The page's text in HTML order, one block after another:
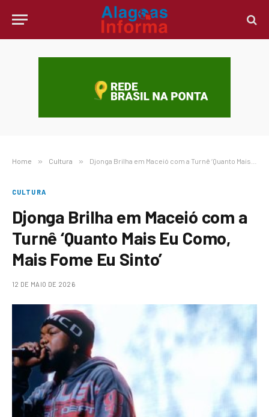
Home » Cultura » Djonga Brilha em Maceió com a Turnê ‘Quanto Mais Eu Como, Mais Fome Eu Sinto’
CULTURA
Djonga Brilha em Maceió com a
Turnê ‘Quanto Mais Eu Como,
Mais Fome Eu Sinto’
12 DE MAIO DE 2026